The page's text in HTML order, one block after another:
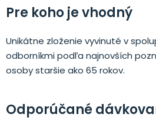
Pre koho je vhodný
Unikátne zloženie vyvinuté v
odborníkmi podľa najnovších
osoby staršie ako 65 rokov.
Odporúčané